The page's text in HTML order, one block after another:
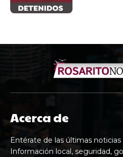
Acerca de
Entérate de las últimas
Información local, seguridad,